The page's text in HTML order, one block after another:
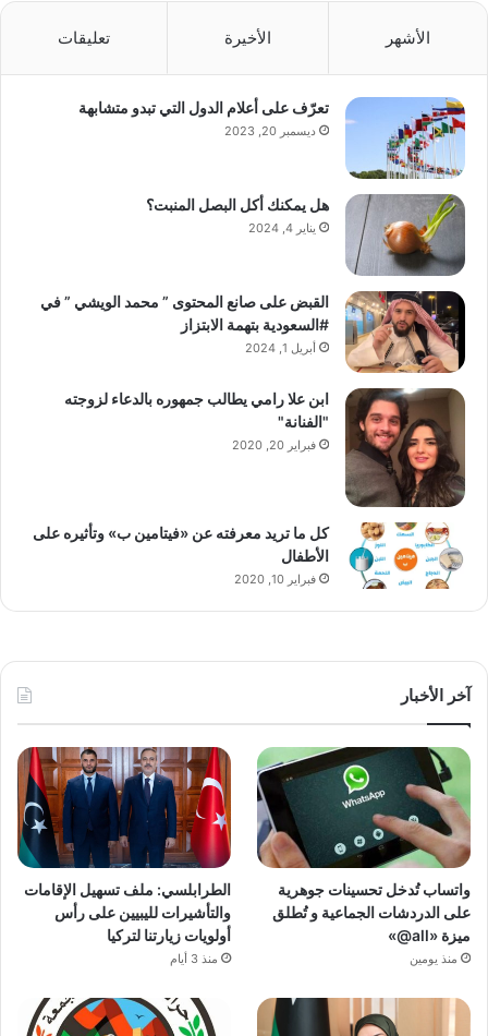
الأشهر الأخيرة تعليقات
تعرّف على أعلام الدول التي تبدو متشابهة
ديسمبر 20, 2023
هل يمكنك أكل البصل المنبت؟
يناير 4, 2024
القبض على صانع المحتوى ” محمد الويشي ” في
#السعودية بتهمة الابتزاز
أبريل 1, 2024
ابن علا رامي يطالب جمهوره بالدعاء لزوجته
"الفنانة"
فبراير 20, 2020
كل ما تريد معرفته عن «فيتامين ب» وتأثيره على
الأطفال
فبراير 10, 2020
آخر الأخبار
واتساب تُدخل تحسينات جوهرية
على الدردشات الجماعية و تُطلق
ميزة «all@»
منذ يومين
الطرابلسي: ملف تسهيل الإقامات
والتأشيرات لليبيين على رأس
أولويات زيارتنا لتركيا
منذ 3 أيام